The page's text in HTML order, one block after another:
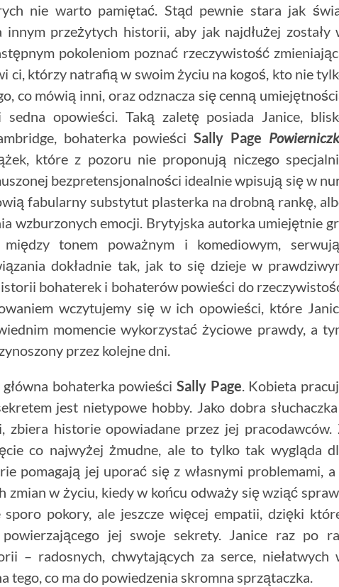
nie warto pamiętać. Stąd pewnie stara jak
innym przeżytych historii, aby jak najdłużej zostały
pokoleniom poznać rzeczywistość
ci, którzy natrafią w swoim życiu na kogoś, kto nie
co mówią inni, oraz odznacza się cenną
opowieści. Taką zaletę posiada Janice,
bohaterka powieściSally Page
które z pozoru nie proponują niczego
bezpretensjonalności idealnie wpisują się w
fabularny substytut plasterka na drobną rankę,
wzburzonych emocji. Brytyjska autorka umiejętnie
tonem poważnym i komediowym,
dokładnie tak, jak to się dzieje w
bohaterek i bohaterów powieści do
wczytujemy się w ich opowieści, które
momencie wykorzystać życiowe prawdy, a
przez kolejne dni.
główna bohaterka powieściSally Page . Kobieta
jest nietypowe hobby. Jako dobra
zbiera historie opowiadane przez jej pracodawców.
co najwyżej żmudne, ale to tylko tak wygląda
pomagają jej uporać się z własnymi problemami, a
zmian w życiu, kiedy w końcu odważy się wziąć
pokory, ale jeszcze więcej empatii, dzięki
jej swoje sekrety. Janice raz po
– radosnych, chwytających za serce, niełatwych
tego, co ma do powiedzenia skromna sprzątaczka.